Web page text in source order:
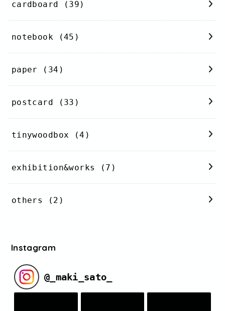
cardboard (39)
notebook (45)
paper (34)
postcard (33)
tinywoodbox (4)
exhibition&works (7)
others (2)
Instagram
@ _maki_sato_